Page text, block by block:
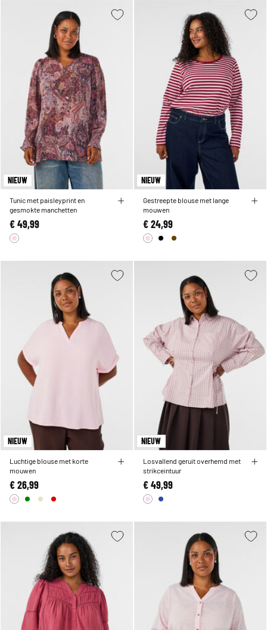
NIEUW
Tunic met paisleyprint en
gesmokte manchetten
€ 49,99
NIEUW
Gestreepte blouse met lange
mouwen
€ 24,99
NIEUW
Luchtige blouse met korte
mouwen
€ 26,99
NIEUW
Losvallend geruit overhemd met
strikceintuur
€ 49,99